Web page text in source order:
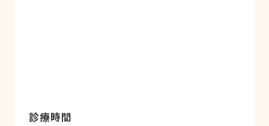
診療時間